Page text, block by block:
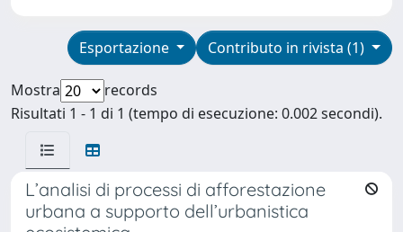
Contributo in rivista (1)
Esportazione
Mostra
records
Risultati 1 - 1 di 1 (tempo di esecuzione: 0.002 secondi).
L’analisi di processi di afforestazione
urbana a supporto dell’urbanistica